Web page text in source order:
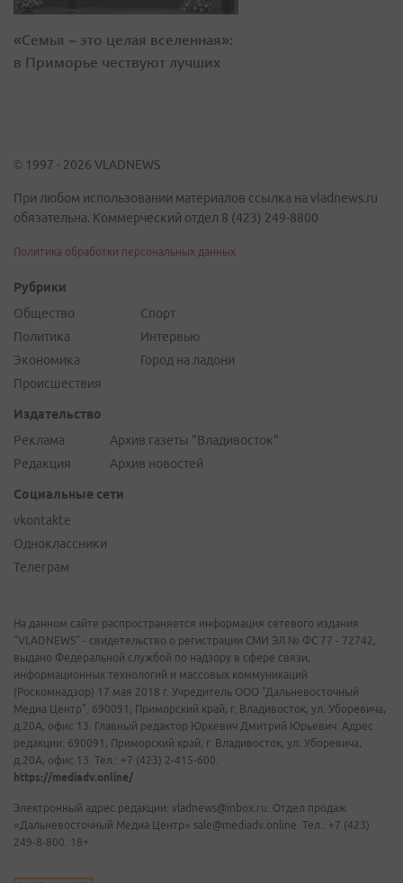
«Семья – это целая вселенная»:
в Приморье чествуют лучших
© 1997 - 2026 VLADNEWS
При любом использовании материалов ссылка на vladnews.ru
обязательна. Коммерческий отдел 8 (423) 249-8800
Политика обработки персональных данных
Рубрики
Общество
Политика
Экономика
Происшествия
Спорт
Интервью
Город на ладони
Издательство
Реклама
Редакция
Архив газеты "Владивосток"
Архив новостей
Социальные сети
vkontakte
Одноклассники
Телеграм
На данном сайте распространяется информация сетевого издания
"VLADNEWS" - свидетельство о регистрации СМИ ЭЛ № ФС 77 - 72742,
выдано Федеральной службой по надзору в сфере связи,
информационных технологий и массовых коммуникаций
(Роскомнадзор) 17 мая 2018 г. Учредитель ООО "Дальневосточный
Медиа Центр". 690091, Приморский край, г. Владивосток, ул. Уборевича,
д.20А, офис 13. Главный редактор Юркевич Дмитрий Юрьевич. Адрес
редакции: 690091, Приморский край, г. Владивосток, ул. Уборевича,
д.20А, офис 13. Тел.: +7 (423) 2-415-600.
https://mediadv.online/
Электронный адрес редакции: vladnews@inbox.ru. Отдел продаж
«Дальневосточный Медиа Центр» sale@mediadv.online. Тел.: +7 (423)
249-8-800. 18+